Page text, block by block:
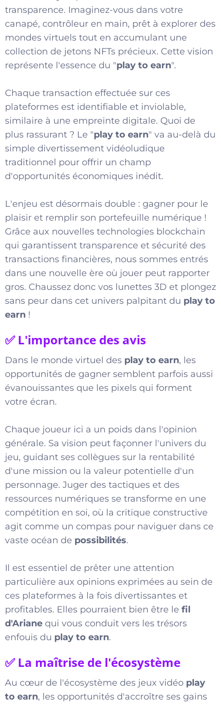
transparence. Imaginez-vous dans votre
canapé, contrôleur en main, prêt à explorer des
mondes virtuels tout en accumulant une
collection de jetons NFTs précieux. Cette vision
représente l'essence du "play to earn".
Chaque transaction effectuée sur ces
plateformes est identifiable et inviolable,
similaire à une empreinte digitale. Quoi de
plus rassurant ? Le "play to earn" va au-delà du
simple divertissement vidéoludique
traditionnel pour offrir un champ
d'opportunités économiques inédit.
L'enjeu est désormais double : gagner pour le
plaisir et remplir son portefeuille numérique !
Grâce aux nouvelles technologies blockchain
qui garantissent transparence et sécurité des
transactions financières, nous sommes entrés
dans une nouvelle ère où jouer peut rapporter
gros. Chaussez donc vos lunettes 3D et plongez
sans peur dans cet univers palpitant du play to
earn !
✅ L'importance des avis
Dans le monde virtuel des play to earn, les
opportunités de gagner semblent parfois aussi
évanouissantes que les pixels qui forment
votre écran.
Chaque joueur ici a un poids dans l'opinion
générale. Sa vision peut façonner l'univers du
jeu, guidant ses collègues sur la rentabilité
d'une mission ou la valeur potentielle d'un
personnage. Juger des tactiques et des
ressources numériques se transforme en une
compétition en soi, où la critique constructive
agit comme un compas pour naviguer dans ce
vaste océan de possibilités.
Il est essentiel de prêter une attention
particulière aux opinions exprimées au sein de
ces plateformes à la fois divertissantes et
profitables. Elles pourraient bien être le fil
d'Ariane qui vous conduit vers les trésors
enfouis du play to earn.
✅ La maîtrise de l'écosystème
Au cœur de l'écosystème des jeux vidéo play
to earn, les opportunités d'accroître ses gains